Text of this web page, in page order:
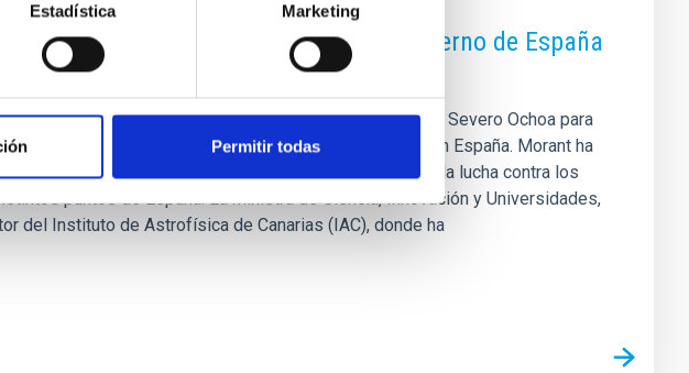
Estadística Marketing
Permitir todas
del IAC, donde destaca que el Gobierno de España
2026 para su actividad
este año la acreditación como Centro de Excelencia Severo Ochoa para
que puede recibir un centro de investigación en España. Morant ha
produce conocimiento científico fundamental en la lucha contra los
puntos de España. La ministra de Ciencia, Innovación y Universidades,
del Instituto de Astrofísica de Canarias (IAC), donde ha